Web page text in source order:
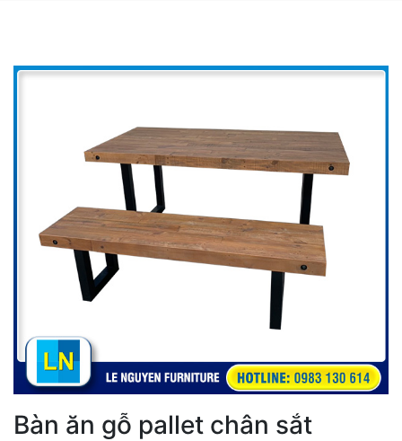
Bàn ăn gỗ pallet chân sắt